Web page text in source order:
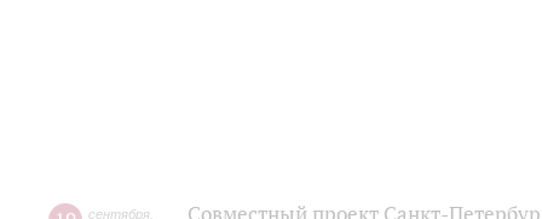
сентября